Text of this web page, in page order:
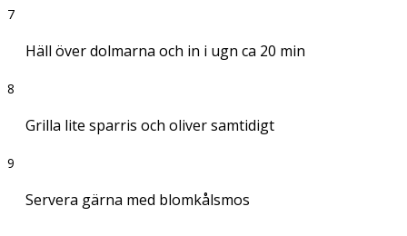
7
Häll över dolmarna och in i ugn ca 20 min
8
Grilla lite sparris och oliver samtidigt
9
Servera gärna med blomkålsmos